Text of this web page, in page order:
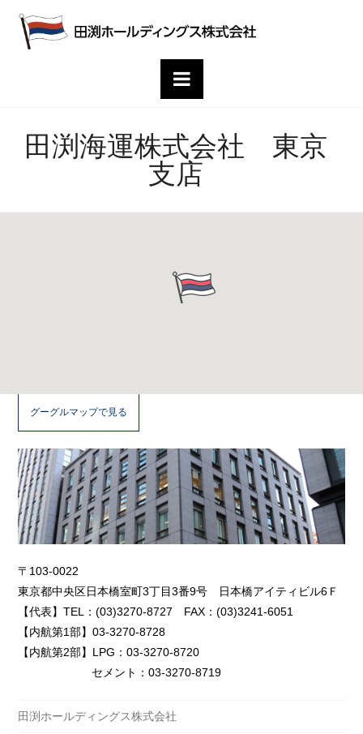
田
ホ
ン
グ
ス
株
式
会
Navigation
田渕海運株式会社 東京
支店
グーグルマップで見る
〒103-0022
東京都中央区日本橋室町3丁目3番9号 日本橋アイティビル6Ｆ
【代表】TEL：(03)3270-8727 FAX：(03)3241-6051
【内航第1部】03-3270-8728
【内航第2部】LPG：03-3270-8720
セメント：03-3270-8719
田渕ホールディングス株式会社